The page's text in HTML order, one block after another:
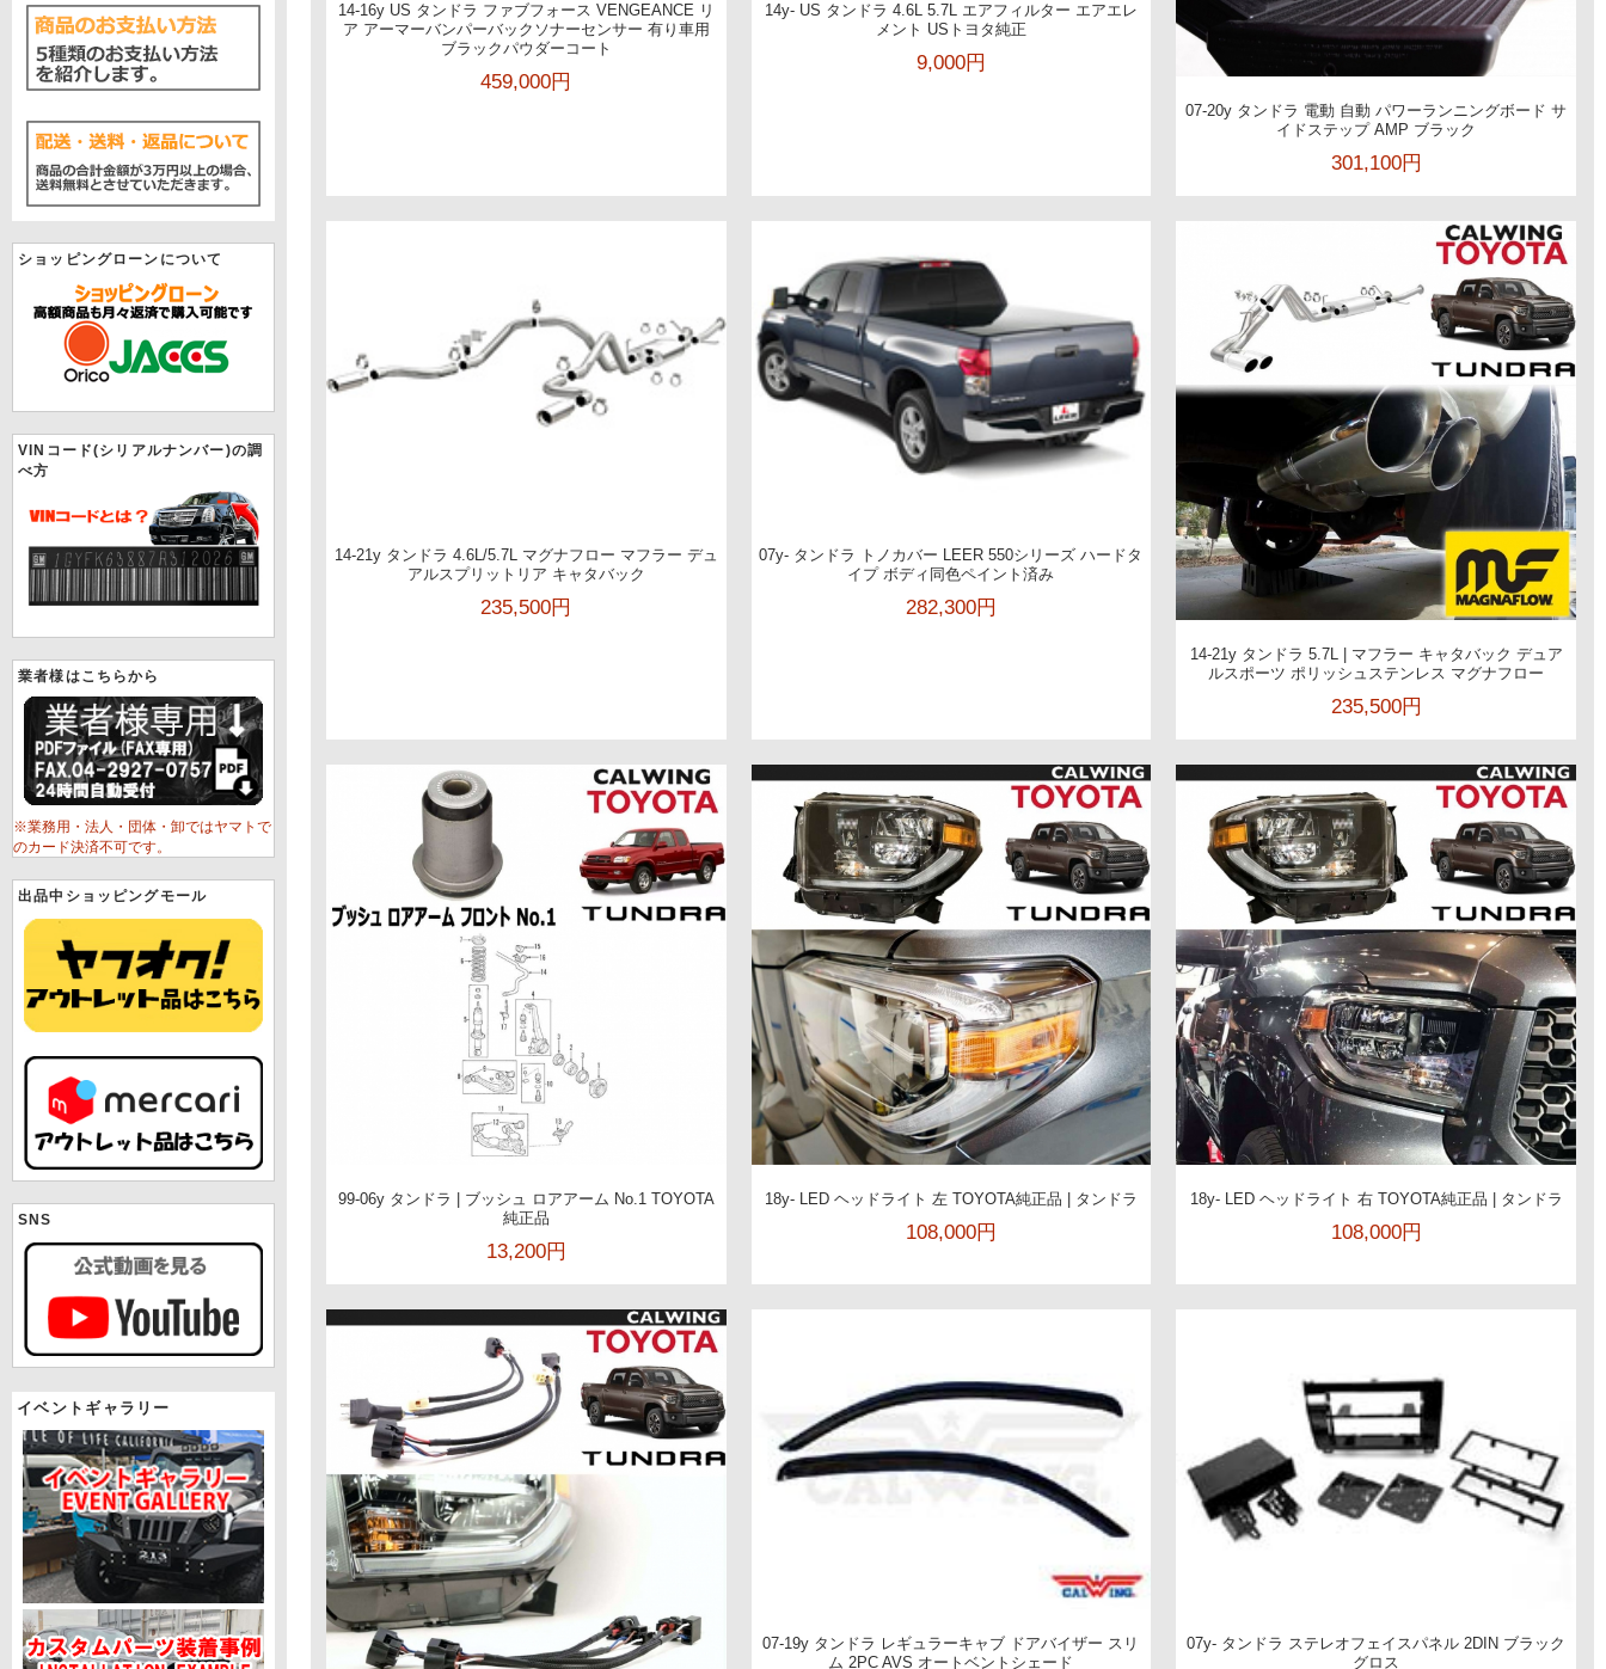
ショッピングローンについて
VINコード(シリアルナンバー)の調
べ方
業者様はこちらから
※業務用・法人・団体・卸ではヤマトで
のカード決済不可です。
出品中ショッピングモール
SNS
イベントギャラリー
14-16y US タンドラ ファブフォース VENGEANCE リ
ア アーマーバンパーバックソナーセンサー 有り車用
ブラックパウダーコート
459,000円
14y- US タンドラ 4.6L 5.7L エアフィルター エアエレ
メント USトヨタ純正
9,000円
07-20y タンドラ 電動 自動 パワーランニングボード サ
イドステップ AMP ブラック
301,100円
14-21y タンドラ 4.6L/5.7L マグナフロー マフラー デュ
アルスプリットリア キャタバック
235,500円
07y- タンドラ トノカバー LEER 550シリーズ ハードタ
イプ ボディ同色ペイント済み
282,300円
14-21y タンドラ 5.7L | マフラー キャタバック デュア
ルスポーツ ポリッシュステンレス マグナフロー
235,500円
99-06y タンドラ | ブッシュ ロアアーム No.1 TOYOTA
純正品
13,200円
18y- LED ヘッドライト 左 TOYOTA純正品 | タンドラ
108,000円
18y- LED ヘッドライト 右 TOYOTA純正品 | タンドラ
108,000円
07-19y タンドラ レギュラーキャブ ドアバイザー スリ
ム 2PC AVS オートベントシェード
07y- タンドラ ステレオフェイスパネル 2DIN ブラック
グロス